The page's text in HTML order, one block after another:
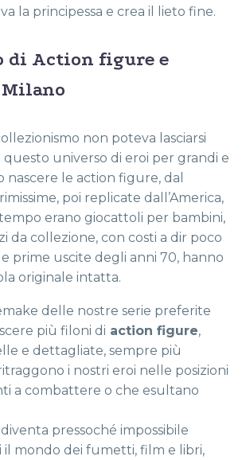
la principessa e crea il lieto fine.
di Action figure e
Milano
non poteva lasciarsi
universo di eroi per grandi e
nascere le action figure, dal
poi replicate dall’America,
erano giocattoli per bambini,
da collezione, con costi a dir poco
prime uscite degli anni 70, hanno
originale intatta.
delle nostre serie preferite
più filoni di action figure,
e dettagliate, sempre più
i nostri eroi nelle posizioni
a combattere o che esultano
pressoché impossibile
il mondo dei fumetti, film e libri,